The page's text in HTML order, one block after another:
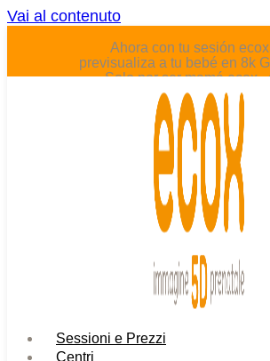
Vai al contenuto
Ahora con tu sesión
previsualiza a tu bebé en 8k
Solo por ser mamá ecox.
Sessioni e Prezzi
Centri